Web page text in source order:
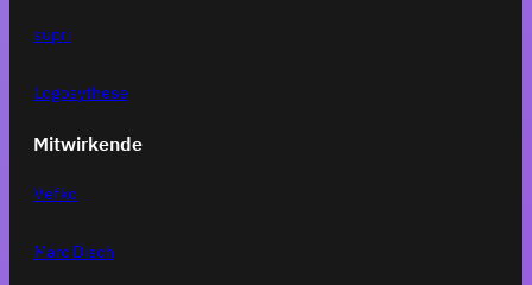
supri
Logosythese
Mitwirkende
Vefko
Marc Disch